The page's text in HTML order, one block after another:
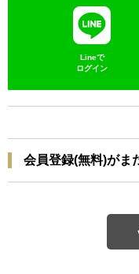
Lineで
ログイン
会員登録(無料)がま